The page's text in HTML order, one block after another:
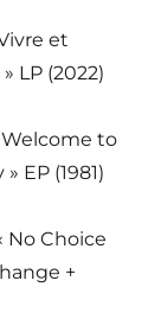
et
LP (2022)
Welcome to
EP (1981)
No Choice
+